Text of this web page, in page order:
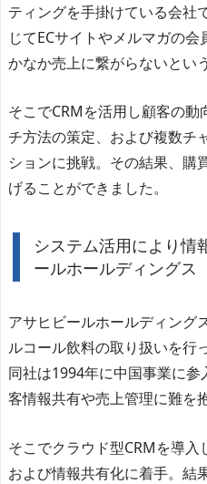
ティングを手掛けている会社
じてECサイトやメルマガの
かなか売上に繋がらないとい
そこでCRMを活用し顧客の
チ方法の策定、および複数チ
ションに挑戦。その結果、購
げることができました。
システム活用により情
ールホールディングス
アサヒビールホールディング
ルコール飲料の取り扱いを行
同社は1994年に中国事業に
客情報共有や売上管理に難を
そこでクラウド型CRMを導入
および情報共有化に着手。結